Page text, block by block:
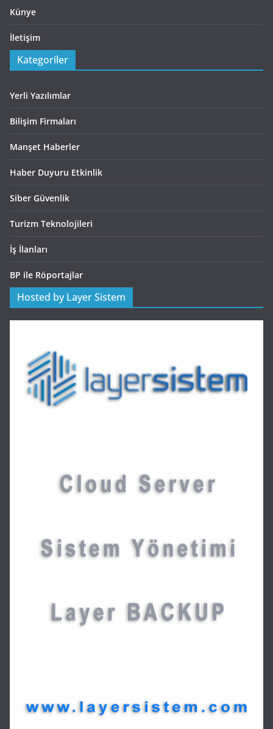
Künye
İletişim
Kategoriler
Yerli Yazılımlar
Bilişim Firmaları
Manşet Haberler
Haber Duyuru Etkinlik
Siber Güvenlik
Turizm Teknolojileri
İş İlanları
BP ile Röportajlar
Hosted by Layer Sistem